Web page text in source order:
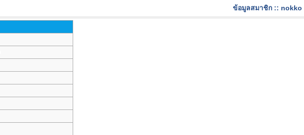
ข้อมูลสมาชิก :: nokko